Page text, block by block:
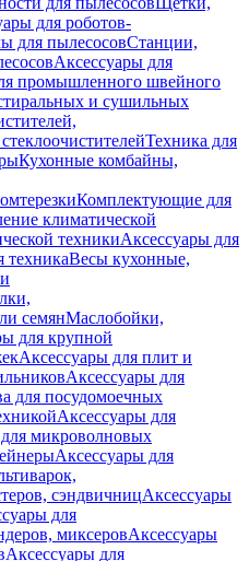
для роботов-
для пылесосовСтанции,
Аксессуары для
промышленного швейного
и сушильных
Техника для
Кухонные комбайны,
Комплектующие для
климатической
техникиАксессуары для
техникаВесы кухонные,
семянМаслобойки,
для крупной
Аксессуары для плит и
Аксессуары для
для посудомоечных
Аксессуары для
микроволновых
Аксессуары для
сэндвичницАксессуары
для
миксеровАксессуары
Аксессуары для